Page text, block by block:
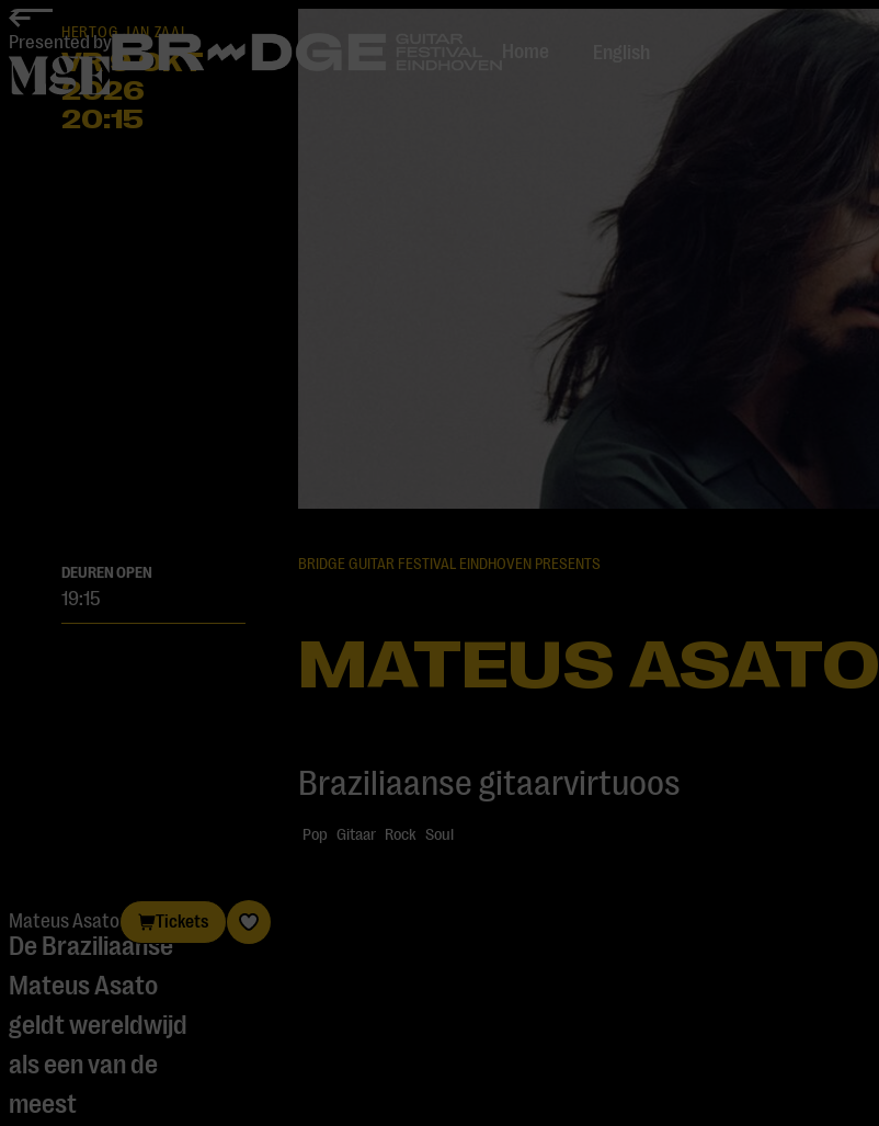
Presented by
home
HERTOG JAN ZAAL
VR 9 OKT
2026
20:15
DEUREN OPEN
19:15
BRIDGE GUITAR FESTIVAL EINDHOVEN PRESENTS
MATEUS ASATO
Braziliaanse gitaarvirtuoos
Pop Gitaar Rock Soul
Mateus Asato Tickets
De Braziliaanse
Mateus Asato
geldt wereldwijd
als een van de
meest